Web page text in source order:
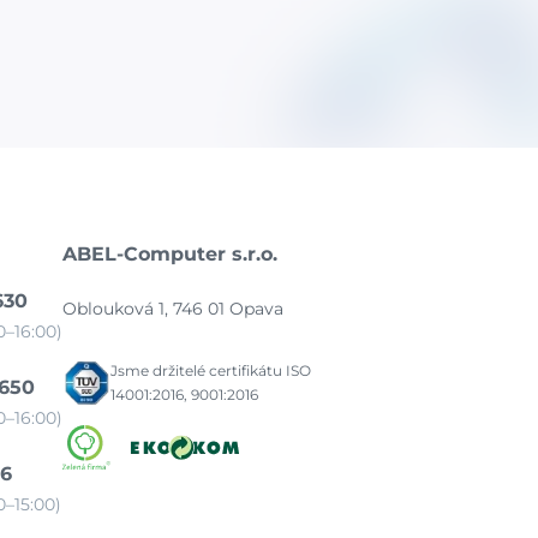
ABEL-Computer s.r.o.
Oblouková 1, 746 01 Opava
Jsme držitelé certifikátu ISO
14001:2016, 9001:2016